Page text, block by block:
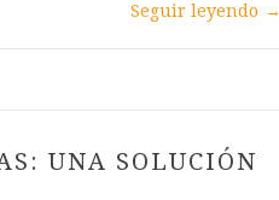
Seguir leyendo →
UNA SOLUCIÓN